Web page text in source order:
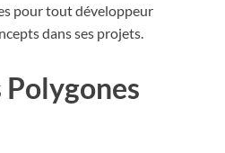
pour tout développeur
dans ses projets.
Polygones